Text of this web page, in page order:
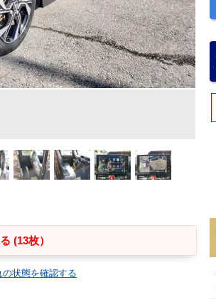
(13枚）
状態を確認する